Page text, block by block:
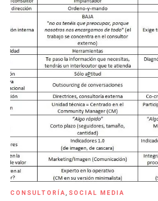
CONSULTORÍA, SOCIAL MEDIA